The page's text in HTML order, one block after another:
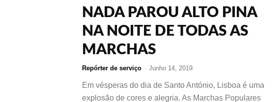
NADA PAROU ALTO PINA
NA NOITE DE TODAS AS
MARCHAS
Repórter de serviço - Junho 14, 2019
Em vésperas do dia de Santo António, Lisboa é uma
explosão de cores e alegria. As Marchas Populares